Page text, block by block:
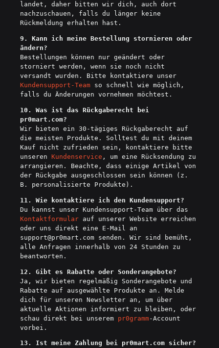
landet, daher bitten wir dich, auch dort
nachzuschauen, falls du länger keine
Rückmeldung erhalten hast.
9. Kann ich meine Bestellung stornieren oder
ändern?
Bestellungen können nur geändert oder
storniert werden, wenn sie noch nicht
versandt wurden. Bitte kontaktiere unser
Kundensupport-Team so schnell wie möglich,
falls du Änderungen vornehmen möchtest.
10. Was ist das Rückgaberecht bei
pr0mart.com?
Wir bieten ein 30-tägiges Rückgaberecht auf
die meisten Produkte. Solltest du mit deinem
Kauf nicht zufrieden sein, kontaktiere bitte
unseren Kundenservice , um eine Rücksendung zu
arrangieren. Beachte, dass einige Artikel von
der Rückgabe ausgeschlossen sein können (z.
B. personalisierte Produkte).
11. Wie kontaktiere ich den Kundensupport?
Du kannst unser Kundensupport-Team über das
Kontaktformular auf unserer Website erreichen
oder uns direkt eine E-Mail an
support@pr0mart.com senden. Wir sind bemüht,
alle Anfragen innerhalb von 24 Stunden zu
beantworten.
12. Gibt es Rabatte oder Sonderangebote?
Ja, wir bieten regelmäßig Sonderangebote und
Rabatte auf ausgewählte Produkte an. Melde
dich für unseren Newsletter an, um über
aktuelle Aktionen informiert zu bleiben, oder
schau direkt bei unserem pr0gramm-Account
vorbei.
13. Ist meine Zahlung bei pr0mart.com sicher?